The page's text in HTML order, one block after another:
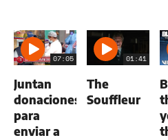
07:05
Juntan
donaciones
para
enviar a
01:41
The
Souffleur